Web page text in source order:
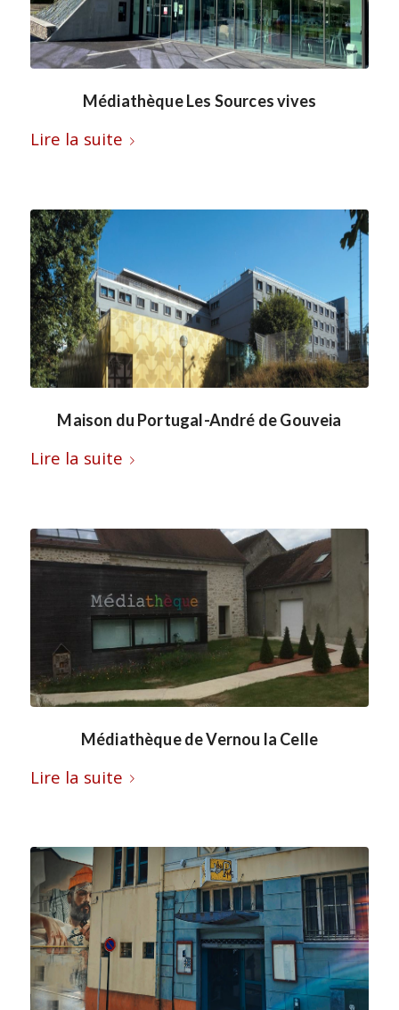
Médiathèque Les Sources vives
Lire la suite
Maison du Portugal-André de Gouveia
Lire la suite
Médiathèque de Vernou la Celle
Lire la suite